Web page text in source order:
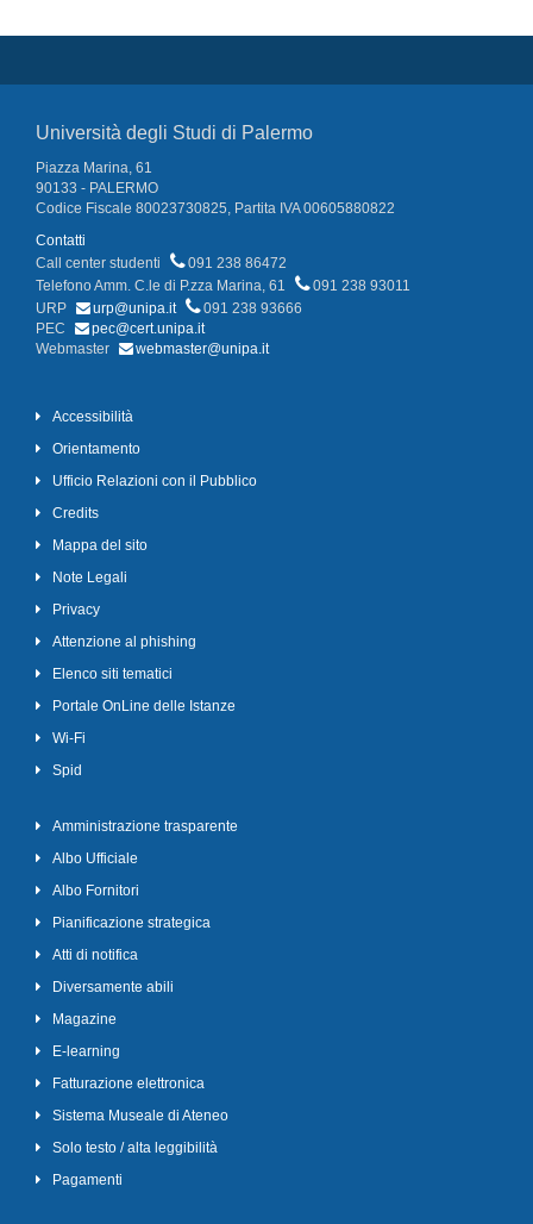
Università degli Studi di Palermo
Piazza Marina, 61
90133 - PALERMO
Codice Fiscale 80023730825, Partita IVA 00605880822
Contatti
Call center studenti
091 238 86472
Telefono Amm. C.le di P.zza Marina, 61
091 238 93011
URP
urp@unipa.it
091 238 93666
PEC
pec@cert.unipa.it
Webmaster
webmaster@unipa.it
Accessibilità
Orientamento
Ufficio Relazioni con il Pubblico
Credits
Mappa del sito
Note Legali
Privacy
Attenzione al phishing
Elenco siti tematici
Portale OnLine delle Istanze
Wi-Fi
Spid
Amministrazione trasparente
Albo Ufficiale
Albo Fornitori
Pianificazione strategica
Atti di notifica
Diversamente abili
Magazine
E-learning
Fatturazione elettronica
Sistema Museale di Ateneo
Solo testo / alta leggibilità
Pagamenti